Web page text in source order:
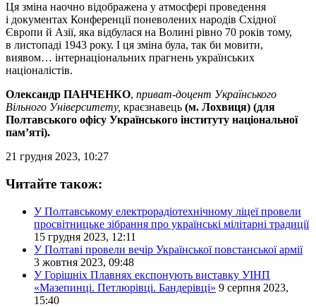
Ця зміна наочно відображена у атмосфері проведення
і документах Конференції поневолених народів Східної
Європи й Азії, яка відбулася на Волині рівно 70 років тому,
в листопаді 1943 року. І ця зміна була, так би мовити,
виявом… інтернаціональних прагнень українських
націоналістів.
Олександр ПАНЧЕНКО, приват-доцент Українського
Вільного Університету, краєзнавець (м. Лохвиця) (для
Полтавського офісу Українського інституту національної
пам’яті).
21 грудня 2023, 10:27
Читайте також:
У Полтавському електрорадіотехнічному ліцеї провели
просвітницьке зібрання про українські мілітарні традиції
15 грудня 2023, 12:11
У Полтаві провели вечір Української повстанської армії
3 жовтня 2023, 09:48
У Горішніх Плавнях експонують виставку УІНП
«Мазепинці. Петлюрівці. Бандерівці» 9 серпня 2023,
15:40